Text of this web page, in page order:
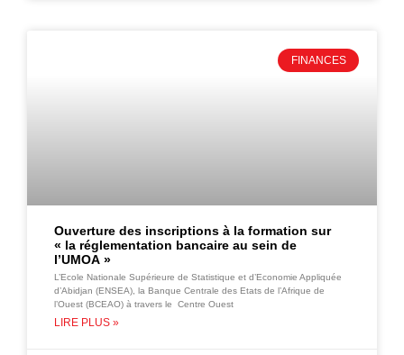
FINANCES
Ouverture des inscriptions à la formation sur
« la réglementation bancaire au sein de
l’UMOA »
L’Ecole Nationale Supérieure de Statistique et d’Economie Appliquée
d’Abidjan (ENSEA), la Banque Centrale des Etats de l’Afrique de
l’Ouest (BCEAO) à travers le Centre Ouest
LIRE PLUS »